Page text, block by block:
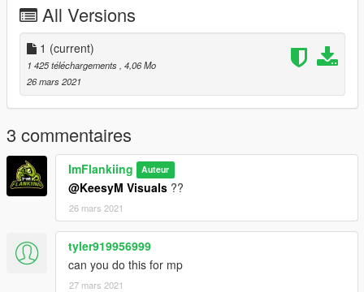
All Versions
1 (current)
1 425 téléchargements , 4,06 Mo
26 mars 2021
3 commentaires
ImFlankiing Auteur
@KeesyM Visuals ??
26 mars 2021
tyler919956999
can you do this for mp
27 mars 2021